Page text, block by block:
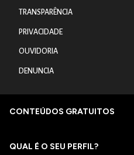
TRANSPARÊNCIA
PRIVACIDADE
OUVIDORIA
DENUNCIA
CONTEÚDOS GRATUITOS
QUAL É O SEU PERFIL?